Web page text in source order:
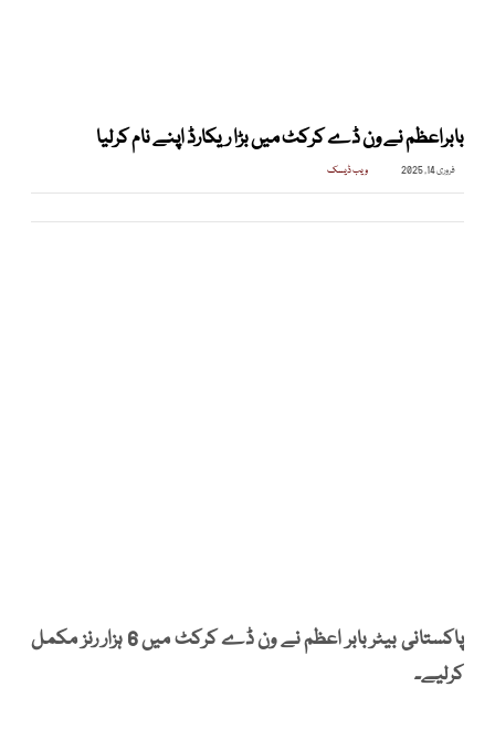
بابراعظم نے ون ڈے کرکٹ میں بڑا ریکارڈ اپنے نام کرلیا
فروری 14, 2025 ویب ڈیسک
پاکستانی بیٹر بابر اعظم نے ون ڈے کرکٹ میں 6 ہزار رنز مکمل
کرلیے۔